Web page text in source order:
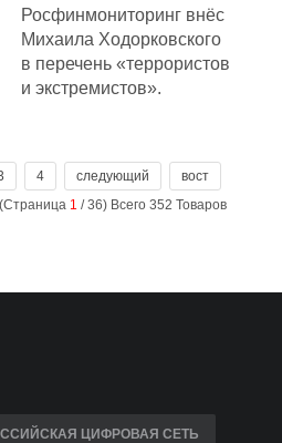
Росфинмониторинг внёс
Михаила Ходорковского
в перечень «террористов
и экстремистов».
4 следующий
вост
1 / 36) Всего 352 Товаров
ЦИФРОВАЯ СЕТЬ